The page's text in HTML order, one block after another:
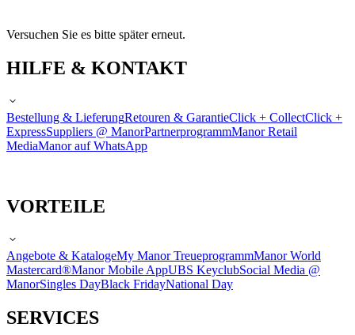
Versuchen Sie es bitte später erneut.
HILFE & KONTAKT
Bestellung & LieferungRetouren & GarantieClick + CollectClick +
ExpressSuppliers @ ManorPartnerprogrammManor Retail
MediaManor auf WhatsApp
VORTEILE
Angebote & KatalogeMy Manor TreueprogrammManor World
Mastercard®Manor Mobile AppUBS KeyclubSocial Media @
ManorSingles DayBlack FridayNational Day
SERVICES